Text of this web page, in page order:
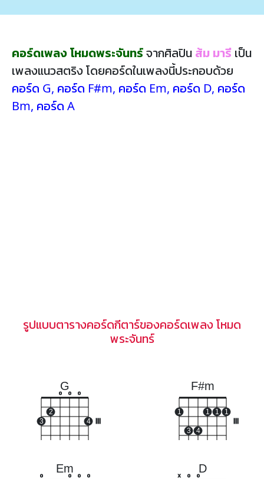
คอร์ดเพลง โหมดพระจันทร์จากศิลปิน ส้ม มารี เป็น
เพลงแนวสตริง โดยคอร์ดในเพลงนี้ประกอบด้วย
คอร์ด G, คอร์ด F#m, คอร์ด Em, คอร์ด D, คอร์ด
Bm, คอร์ด A
รูปแบบตารางคอร์ดกีตาร์ของคอร์ดเพลง โหมด
พระจันทร์
G
3
2
o o o
4
F#m
1
3 4
1 1 1
Em
o o o o
D
x o o